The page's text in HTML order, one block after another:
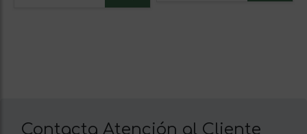
Contacta Atención al Cliente